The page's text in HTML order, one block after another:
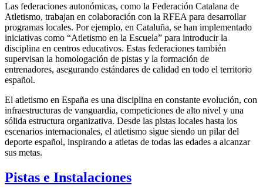
Las federaciones autonómicas, como la Federación Catalana de
Atletismo, trabajan en colaboración con la RFEA para desarrollar
programas locales. Por ejemplo, en Cataluña, se han implementado
iniciativas como “Atletismo en la Escuela” para introducir la
disciplina en centros educativos. Estas federaciones también
supervisan la homologación de pistas y la formación de
entrenadores, asegurando estándares de calidad en todo el territorio
español.
El atletismo en España es una disciplina en constante evolución, con
infraestructuras de vanguardia, competiciones de alto nivel y una
sólida estructura organizativa. Desde las pistas locales hasta los
escenarios internacionales, el atletismo sigue siendo un pilar del
deporte español, inspirando a atletas de todas las edades a alcanzar
sus metas.
Pistas e Instalaciones